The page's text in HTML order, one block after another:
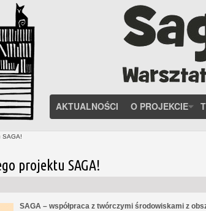
AKTUALNOŚCI O PROJEKCIE
SAGA!
projektu SAGA!
SAGA – współpraca z twórczymi środowiskami z